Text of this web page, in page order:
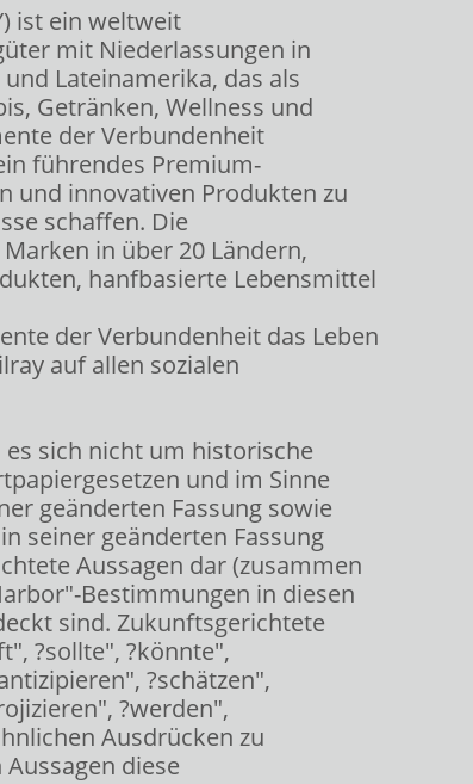
ist ein weltweit
mit Niederlassungen in
Lateinamerika, das als
Getränken, Wellness und
der Verbundenheit
führendes Premium-
und innovativen Produkten zu
schaffen. Die
in über 20 Ländern,
hanfbasierte Lebensmittel
der Verbundenheit das Leben
auf allen sozialen
sich nicht um historische
und im Sinne
geänderten Fassung sowie
seiner geänderten Fassung
Aussagen dar (zusammen
Bestimmungen in diesen
sind. Zukunftsgerichtete
?sollte", ?könnte",
?schätzen",
?werden",
Ausdrücken zu
diese